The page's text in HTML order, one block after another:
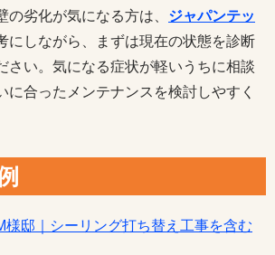
の劣化が気になる方は、 ジャパンテッ
にしながら、まずは現在の状態を診断
さい。気になる症状が軽いうちに相談
に合ったメンテナンスを検討しやすく
様邸｜シーリング打ち替え工事を含む